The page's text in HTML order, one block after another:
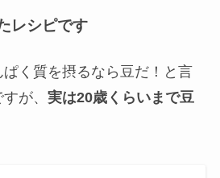
レシピです
く質を摂るなら豆だ！と言
が、 実は20歳くらいまで豆